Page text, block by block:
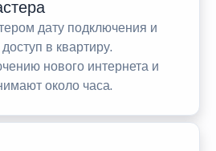
дату подключения и
в квартиру.
нового интернета и
около часа.